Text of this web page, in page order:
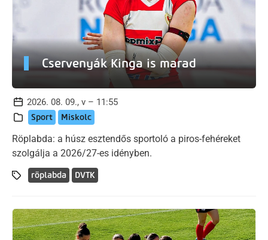
Cservenyák Kinga is marad
2026. 08. 09., v – 11:55
Sport Miskolc
Röplabda: a húsz esztendős sportoló a piros-fehéreket
szolgálja a 2026/27-es idényben.
röplabda DVTK